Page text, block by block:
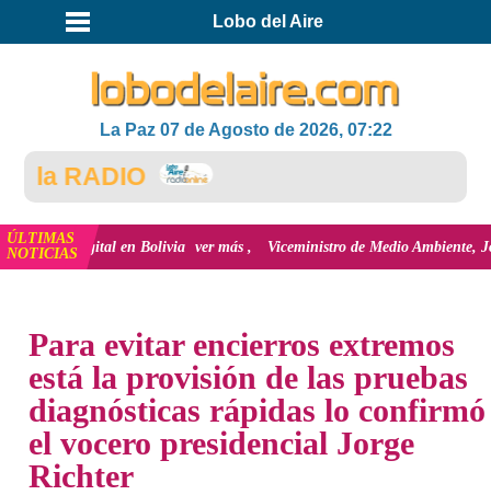
Lobo del Aire
La Paz 07 de Agosto de 2026, 07:22
RADIO
ÚLTIMAS
NOTICIAS
Digital en Bolivia ver más Viceministro de Medio Ambiente, José
Para evitar encierros extremos
está la provisión de las pruebas
diagnósticas rápidas lo confirmó
el vocero presidencial Jorge
Richter